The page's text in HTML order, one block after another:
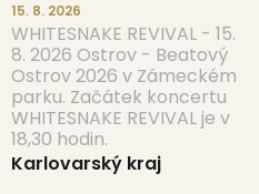
15. 8. 2026
WHITESNAKE REVIVAL - 15.
8. 2026 Ostrov - Beatový
Ostrov 2026 v Zámeckém
parku. Začátek koncertu
WHITESNAKE REVIVAL je v
18,30 hodin.
Karlovarský kraj